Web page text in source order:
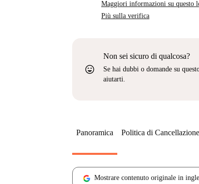
Maggiori informazioni su questo
Più sulla verifica
sentiment_very_satisfied
Non sei sicuro di qualcosa?
Se hai dubbi o domande su
aiutarti.
Panoramica Politica di Cancellazione
Mostrare contenuto originale in